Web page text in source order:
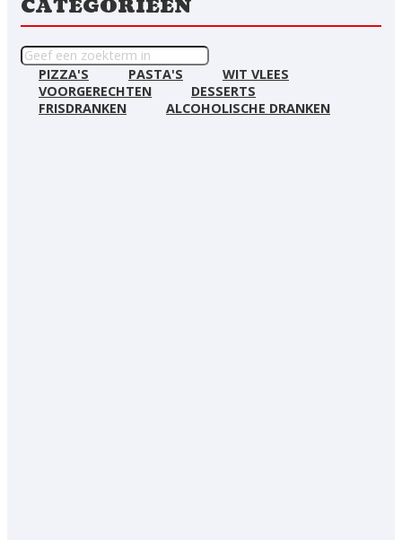
CATEGORIEËN
PIZZA'S PASTA'S
WIT VLEES
VOORGERECHTEN
DESSERTS
FRISDRANKEN
ALCOHOLISCHE DRANKEN